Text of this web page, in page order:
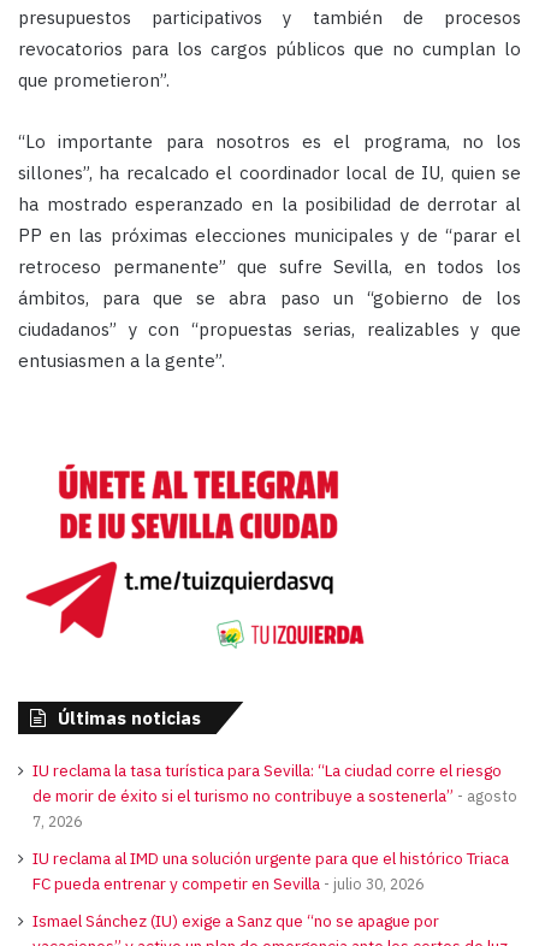
presupuestos participativos y también de procesos
revocatorios para los cargos públicos que no cumplan lo
que prometieron”.
“Lo importante para nosotros es el programa, no los
sillones”, ha recalcado el coordinador local de IU, quien se
ha mostrado esperanzado en la posibilidad de derrotar al
PP en las próximas elecciones municipales y de “parar el
retroceso permanente” que sufre Sevilla, en todos los
ámbitos, para que se abra paso un “gobierno de los
ciudadanos” y con “propuestas serias, realizables y que
entusiasmen a la gente”.
Últimas noticias
IU reclama la tasa turística para Sevilla: “La ciudad corre el riesgo
de morir de éxito si el turismo no contribuye a sostenerla”
agosto
7, 2026
IU reclama al IMD una solución urgente para que el histórico Triaca
FC pueda entrenar y competir en Sevilla
julio 30, 2026
Ismael Sánchez (IU) exige a Sanz que “no se apague por